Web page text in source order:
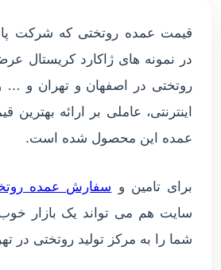
قیمت عمده روتختی که شرکت
در نمونه های ژاکارد کریستال
روتختی در اصفهان و تهران و
اینترنتی، عاملی بر ارائه بهترین
عمده این محصول شده است.
برای تامین و سفارش عمده
سایت هم می تواند یک بازار
شما را به مرکز تولید روتختی در